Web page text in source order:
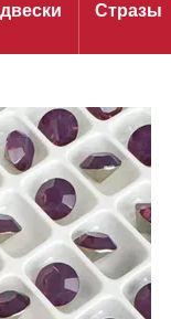
Стразы